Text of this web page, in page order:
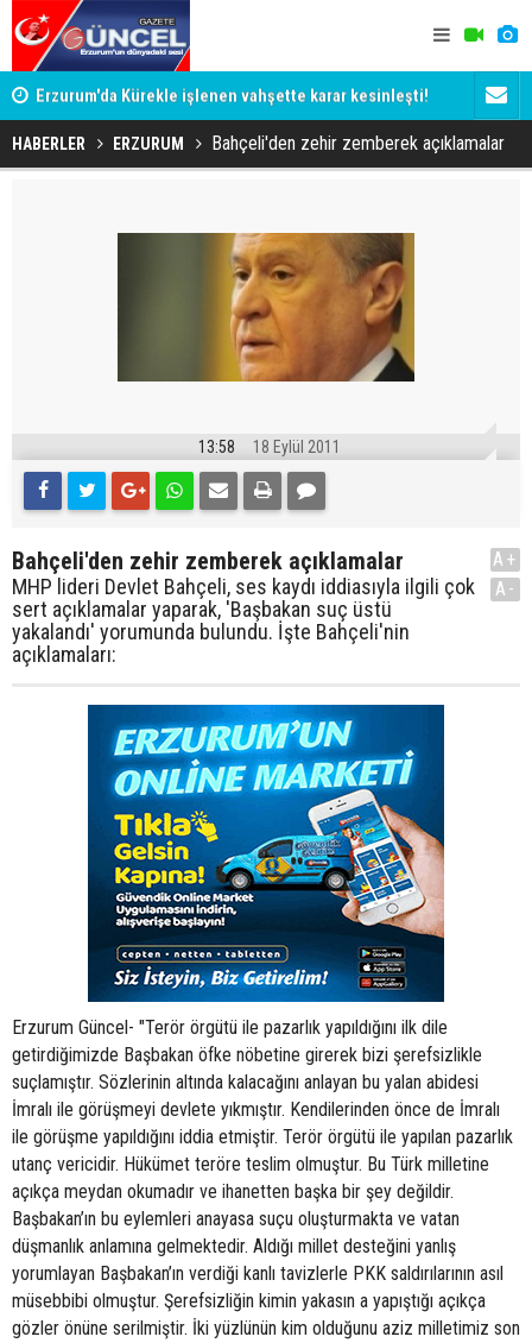
Erzurum'da Kürekle işlenen vahşette karar kesinleşti!
Yargıtay cezaları onadı
HABERLER ERZURUM Bahçeli'den zehir zemberek açıklamalar
13:58 18 Eylül 2011
Bahçeli'den zehir zemberek açıklamalar
MHP lideri Devlet Bahçeli, ses kaydı iddiasıyla ilgili çok
sert açıklamalar yaparak, 'Başbakan suç üstü
yakalandı' yorumunda bulundu. İşte Bahçeli'nin
açıklamaları:
A+
A-
Erzurum Güncel- "Terör örgütü ile pazarlık yapıldığını ilk dile
getirdiğimizde Başbakan öfke nöbetine girerek bizi şerefsizlikle
suçlamıştır. Sözlerinin altında kalacağını anlayan bu yalan abidesi
İmralı ile görüşmeyi devlete yıkmıştır. Kendilerinden önce de İmralı
ile görüşme yapıldığını iddia etmiştir. Terör örgütü ile yapılan pazarlık
utanç vericidir. Hükümet teröre teslim olmuştur. Bu Türk milletine
açıkça meydan okumadır ve ihanetten başka bir şey değildir.
Başbakan’ın bu eylemleri anayasa suçu oluşturmakta ve vatan
düşmanlık anlamına gelmektedir. Aldığı millet desteğini yanlış
yorumlayan Başbakan’ın verdiği kanlı tavizlerle PKK saldırılarının asıl
müsebbibi olmuştur. Şerefsizliğin kimin yakasın a yapıştığı açıkça
gözler önüne serilmiştir. İki yüzlünün kim olduğunu aziz milletimiz son